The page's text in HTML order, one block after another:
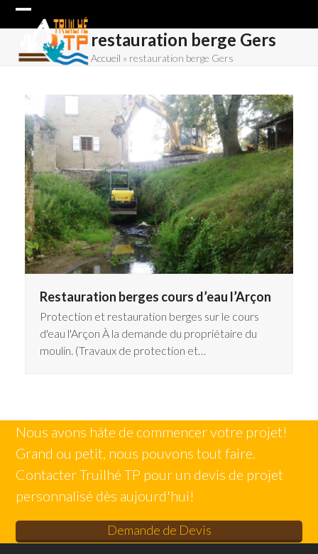
Skip
Open
mobile
Close
mobile
restauration berge Gers
Accueil » restauration berge Gers
Restauration berges cours d’eau l’Arçon
Protection et restauration berges sur le cours
d'eau l'Arçon À la demande du propriétaire du
moulin. (Travaux de protection et…
Nous avons hâte de commencer votre projet!
Grand ou petit, nous pouvons tout faire.
Contacter Truilhé TP pour un devis de projet
personnalisé dès aujourd'hui!
Demande de Devis